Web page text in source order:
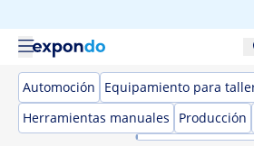
Automoción Equipamiento para
Herramientas manuales
Producción